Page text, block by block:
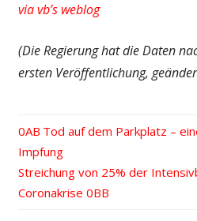
via vb’s weblog
(Die Regierung hat die Daten
ersten Veröffentlichung,
Beitrags-
Navigation
Vorheriger
Beitrag:
Tod auf dem Parkplatz –
Impfung
Nächster
Beitrag:
Streichung von 25% der
Coronakrise